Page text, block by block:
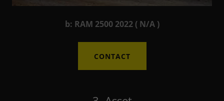
b: RAM 2500 2022 ( N/A )
CONTACT